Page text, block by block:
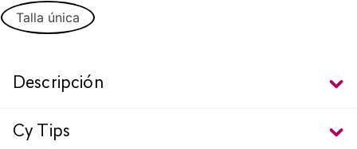
Talla única
Descripción
Cy Tips